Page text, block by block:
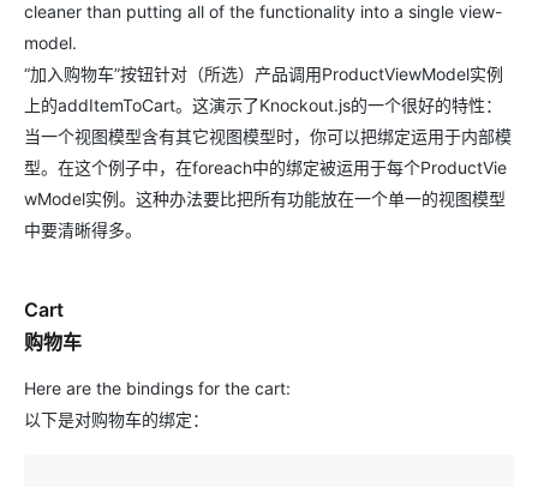
cleaner than putting all of the functionality into a single view-
model.
“加入购物车”按钮针对（所选）产品调用ProductViewModel实例
上的addItemToCart。这演示了Knockout.js的一个很好的特性：
当一个视图模型含有其它视图模型时，你可以把绑定运用于内部模
型。在这个例子中，在foreach中的绑定被运用于每个ProductVie
wModel实例。这种办法要比把所有功能放在一个单一的视图模型
中要清晰得多。
Cart
购物车
Here are the bindings for the cart:
以下是对购物车的绑定：